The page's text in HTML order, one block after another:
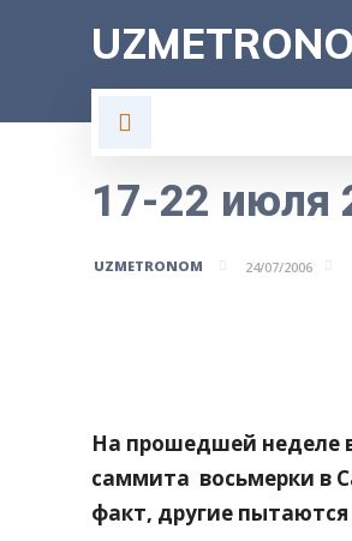
17-22 июля
UZMETRONOM 24/07/2006
На прошедшей неделе
саммита восьмерки в
факт, другие